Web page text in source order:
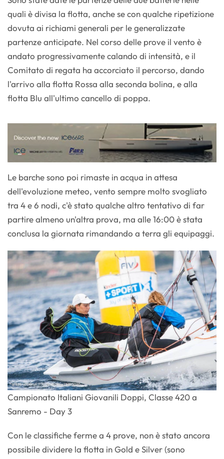
quali è divisa la flotta, anche se con qualche ripetizione
dovuta ai richiami generali per le generalizzate
partenze anticipate. Nel corso delle prove il vento è
andato progressivamente calando di intensità, e il
Comitato di regata ha accorciato il percorso, dando
l'arrivo alla flotta Rossa alla seconda bolina, e alla
flotta Blu all'ultimo cancello di poppa.
Le barche sono poi rimaste in acqua in attesa
dell'evoluzione meteo, vento sempre molto svogliato
tra 4 e 6 nodi, c'è stato qualche altro tentativo di far
partire almeno un'altra prova, ma alle 16:00 è stata
conclusa la giornata rimandando a terra gli equipaggi.
Campionato Italiani Giovanili Doppi, Classe 420 a
Sanremo - Day 3
Con le classifiche ferme a 4 prove, non è stato ancora
possibile dividere la flotta in Gold e Silver (sono